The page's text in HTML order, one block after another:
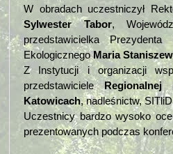
W obradach uczestniczył
Sylwester Tabor,
przedstawicielka
EkologicznegoMaria
Z Instytucji i organizacji
przedstawiciele
Katowicach, nadleśnictw,
Uczestnicy bardzo wysoko
prezentowanych podczas